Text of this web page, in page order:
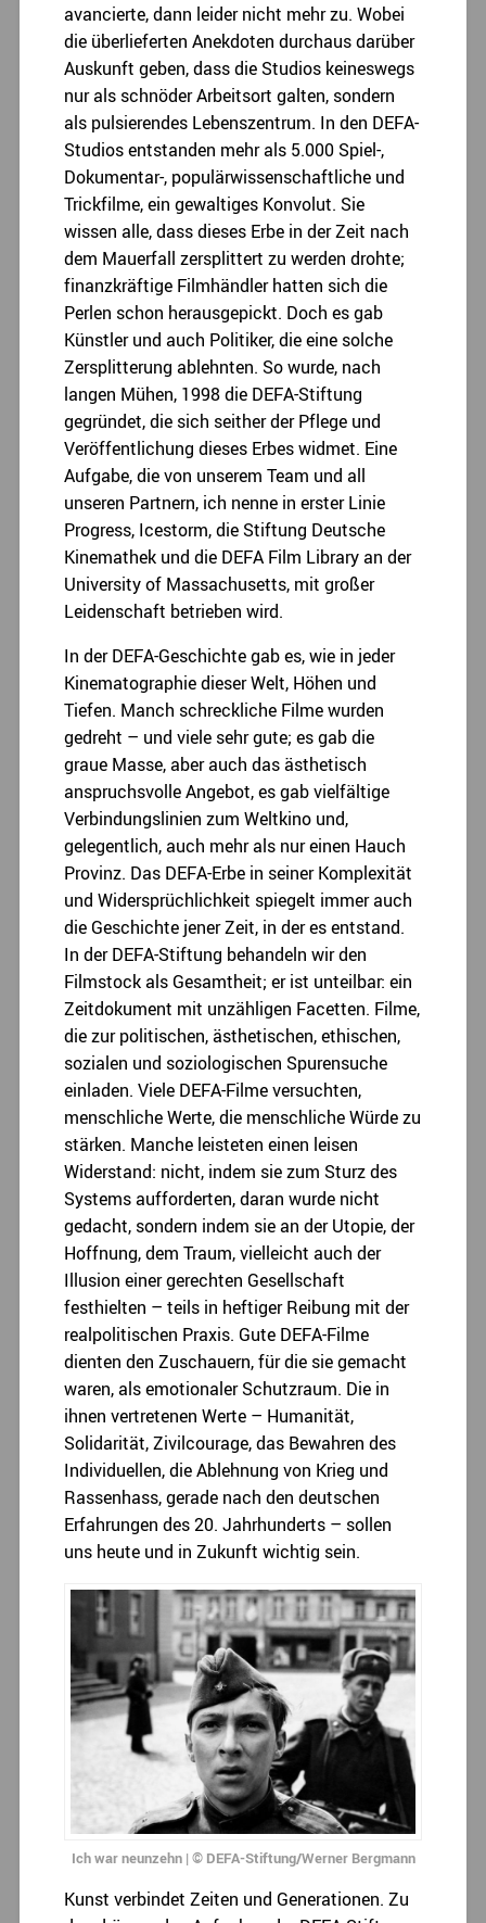
avancierte, dann leider nicht mehr zu. Wobei
die überlieferten Anekdoten durchaus darüber
Auskunft geben, dass die Studios keineswegs
nur als schnöder Arbeitsort galten, sondern
als pulsierendes Lebenszentrum. In den DEFA-
Studios entstanden mehr als 5.000 Spiel-,
Dokumentar-, populärwissenschaftliche und
Trickfilme, ein gewaltiges Konvolut. Sie
wissen alle, dass dieses Erbe in der Zeit nach
dem Mauerfall zersplittert zu werden drohte;
finanzkräftige Filmhändler hatten sich die
Perlen schon herausgepickt. Doch es gab
Künstler und auch Politiker, die eine solche
Zersplitterung ablehnten. So wurde, nach
langen Mühen, 1998 die DEFA-Stiftung
gegründet, die sich seither der Pflege und
Veröffentlichung dieses Erbes widmet. Eine
Aufgabe, die von unserem Team und all
unseren Partnern, ich nenne in erster Linie
Progress, Icestorm, die Stiftung Deutsche
Kinemathek und die DEFA Film Library an der
University of Massachusetts, mit großer
Leidenschaft betrieben wird.
In der DEFA-Geschichte gab es, wie in jeder
Kinematographie dieser Welt, Höhen und
Tiefen. Manch schreckliche Filme wurden
gedreht – und viele sehr gute; es gab die
graue Masse, aber auch das ästhetisch
anspruchsvolle Angebot, es gab vielfältige
Verbindungslinien zum Weltkino und,
gelegentlich, auch mehr als nur einen Hauch
Provinz. Das DEFA-Erbe in seiner Komplexität
und Widersprüchlichkeit spiegelt immer auch
die Geschichte jener Zeit, in der es entstand.
In der DEFA-Stiftung behandeln wir den
Filmstock als Gesamtheit; er ist unteilbar: ein
Zeitdokument mit unzähligen Facetten. Filme,
die zur politischen, ästhetischen, ethischen,
sozialen und soziologischen Spurensuche
einladen. Viele DEFA-Filme versuchten,
menschliche Werte, die menschliche Würde zu
stärken. Manche leisteten einen leisen
Widerstand: nicht, indem sie zum Sturz des
Systems aufforderten, daran wurde nicht
gedacht, sondern indem sie an der Utopie, der
Hoffnung, dem Traum, vielleicht auch der
Illusion einer gerechten Gesellschaft
festhielten – teils in heftiger Reibung mit der
realpolitischen Praxis. Gute DEFA-Filme
dienten den Zuschauern, für die sie gemacht
waren, als emotionaler Schutzraum. Die in
ihnen vertretenen Werte – Humanität,
Solidarität, Zivilcourage, das Bewahren des
Individuellen, die Ablehnung von Krieg und
Rassenhass, gerade nach den deutschen
Erfahrungen des 20. Jahrhunderts – sollen
uns heute und in Zukunft wichtig sein.
Ich war neunzehn | © DEFA-Stiftung/Werner Bergmann
Kunst verbindet Zeiten und Generationen. Zu